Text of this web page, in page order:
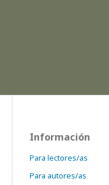
Información
Para lectores/as
Para autores/as